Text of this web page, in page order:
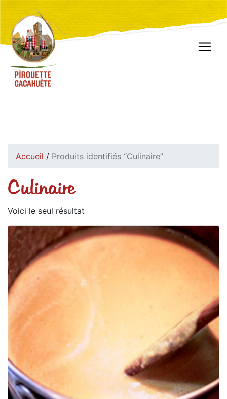
Accueil / Produits identifiés “Culinaire”
Culinaire
Voici le seul résultat